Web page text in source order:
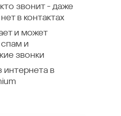
звонит - даже
в контактах
и может
и
звонки
интернета в